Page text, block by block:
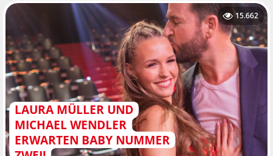
LAURA MÜLLER UND
MICHAEL WENDLER
ERWARTEN BABY NUMMER
15.662